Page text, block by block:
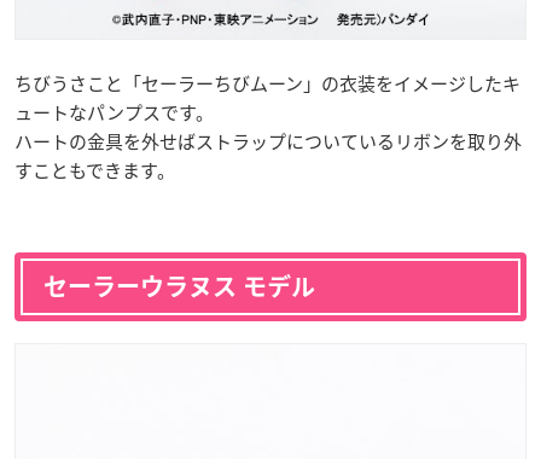
ちびうさこと「セーラーちびムーン」の衣装をイメージしたキ
ュートなパンプスです。
ハートの金具を外せばストラップについているリボンを取り外
すこともできます。
セーラーウラヌス モデル